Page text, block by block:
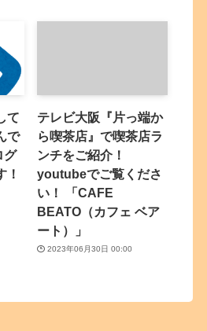
て
で
グ
！
テレビ大阪『片っ端か
ら喫茶店』で喫茶店ラ
ンチをご紹介！
youtubeでご覧くださ
い！ 「CAFE
BEATO（カフェ ベア
ート）」
2023年06月30日 00:00